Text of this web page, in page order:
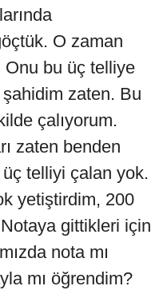
O zaman
Onu bu üç telliye
zaten. Bu
çalıyorum.
zaten benden
telliyi çalan yok.
yetiştirdim, 200
gittikleri için
nota mı
mı öğrendim?